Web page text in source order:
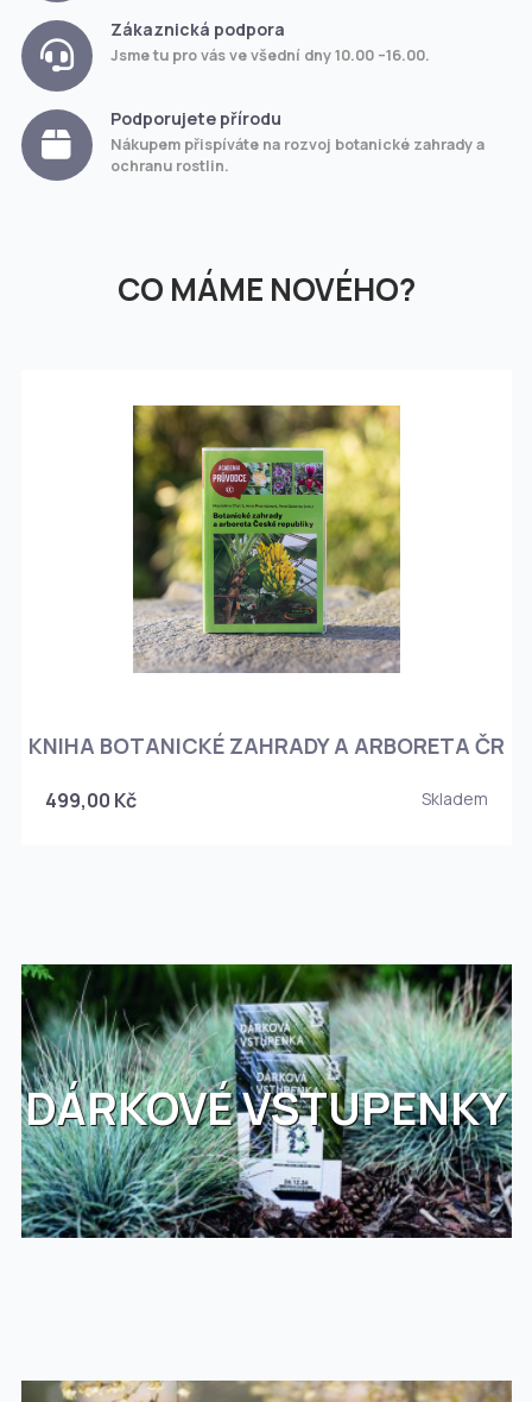
Zákaznická podpora
Jsme tu pro vás ve všední dny 10.00 –16.00.
Podporujete přírodu
Nákupem přispíváte na rozvoj botanické zahrady a
ochranu rostlin.
CO MÁME NOVÉHO?
KNIHA BOTANICKÉ ZAHRADY A ARBORETA ČR
499,00 Kč Skladem
DÁRKOVÉ VSTUPENKY